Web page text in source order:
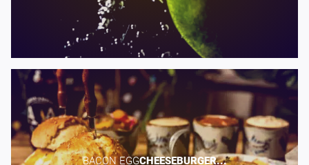
BACON EGG​CHEESEBURGER...